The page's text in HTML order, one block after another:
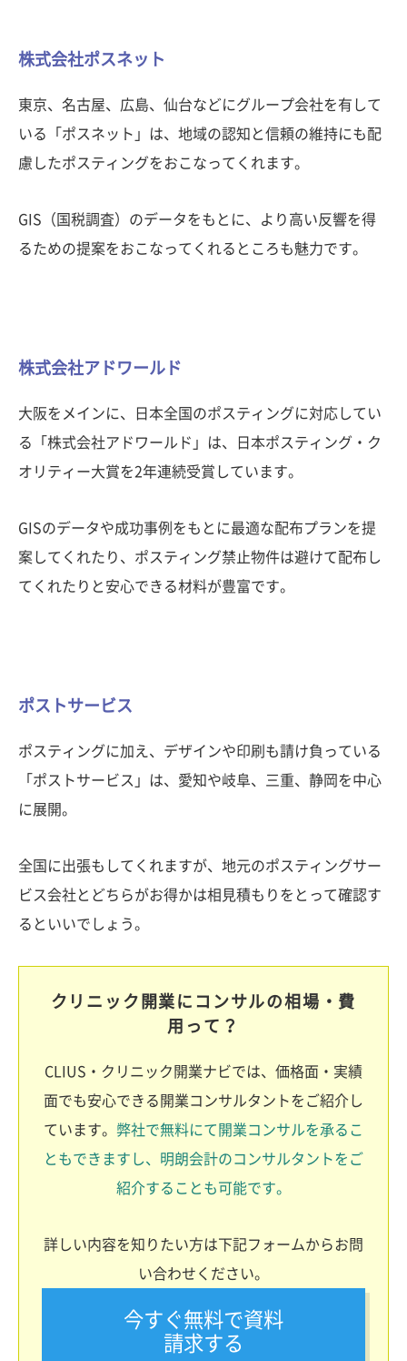
株式会社ポスネット
東京、名古屋、広島、仙台などにグループ会社を有して
いる「ポスネット」は、地域の認知と信頼の維持にも配
慮したポスティングをおこなってくれます。
GIS（国税調査）のデータをもとに、より高い反響を得
るための提案をおこなってくれるところも魅力です。
株式会社アドワールド
大阪をメインに、日本全国のポスティングに対応してい
る「株式会社アドワールド」は、日本ポスティング・ク
オリティー大賞を2年連続受賞しています。
GISのデータや成功事例をもとに最適な配布プランを提
案してくれたり、ポスティング禁止物件は避けて配布し
てくれたりと安心できる材料が豊富です。
ポストサービス
ポスティングに加え、デザインや印刷も請け負っている
「ポストサービス」は、愛知や岐阜、三重、静岡を中心
に展開。
全国に出張もしてくれますが、地元のポスティングサー
ビス会社とどちらがお得かは相見積もりをとって確認す
るといいでしょう。
クリニック開業にコンサルの相場・費
用って？
CLIUS・クリニック開業ナビでは、価格面・実績
面でも安心できる開業コンサルタントをご紹介し
ています。 弊社で無料にて開業コンサルを承るこ
ともできますし、明朗会計のコンサルタントをご
紹介することも可能です。
詳しい内容を知りたい方は下記フォームからお問
い合わせください。
今すぐ無料で資料
請求する